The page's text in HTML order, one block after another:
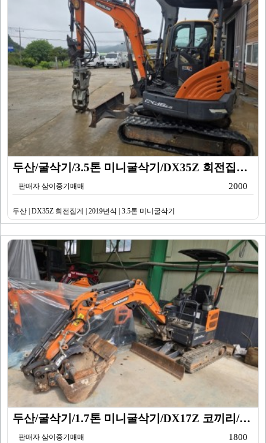
두산/굴삭기/3.5톤 미니굴삭기/DX35Z 회전집게/2…
판매자 삼이중기매매 2000
두산 | DX35Z 회전집게 | 2019년식 | 3.5톤 미니굴삭기
두산/굴삭기/1.7톤 미니굴삭기/DX17Z 코끼리/20…
판매자 삼이중기매매 1800